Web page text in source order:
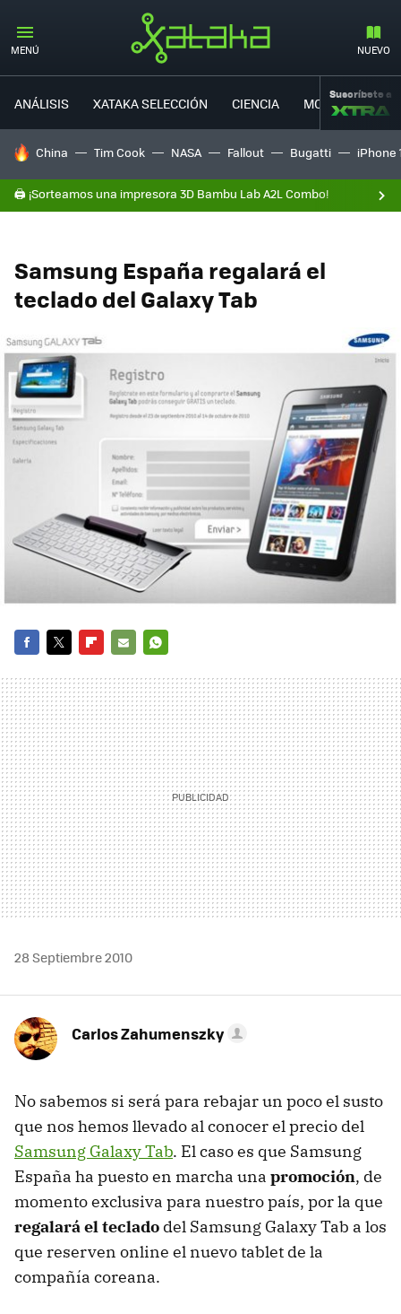
MENÚ NUEVO
ANÁLISIS XATAKA SELECCIÓN CIENCIA MOVILIDAD
Suscríbete a
HOY SE HABLA DE
China Tim Cook NASA Fallout Bugatti iPhone
🖨️ ¡Sorteamos una impresora 3D Bambu Lab A2L Combo!
Samsung España regalará el
teclado del Galaxy Tab
MAIL
28 Septiembre 2010
Carlos Zahumenszky
No sabemos si será para rebajar un poco el susto
que nos hemos llevado al conocer el precio del
Samsung Galaxy Tab. El caso es que Samsung
España ha puesto en marcha una promoción, de
momento exclusiva para nuestro país, por la que
regalará el teclado del Samsung Galaxy Tab a los
que reserven online el nuevo tablet de la
compañía coreana.